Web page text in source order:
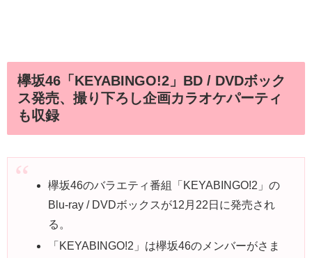
欅坂46「KEYABINGO!2」BD / DVDボック
ス発売、撮り下ろし企画カラオケパーティ
も収録
欅坂46のバラエティ番組「KEYABINGO!2」の
Blu-ray / DVDボックスが12月22日に発売され
る。
「KEYABINGO!2」は欅坂46のメンバーがさま